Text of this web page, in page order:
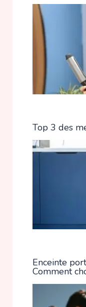
Top 3 des
Enceinte
Comment